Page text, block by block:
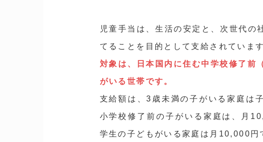
児童手当は、生活の安定と、次世代の
てることを目的として支給されています
対象は、日本国内に住む中学校修了前
がいる世帯です。
支給額は、3歳未満の子がいる家庭は
小学校修了前の子がいる家庭は、月
学生の子どもがいる家庭は月10,000円